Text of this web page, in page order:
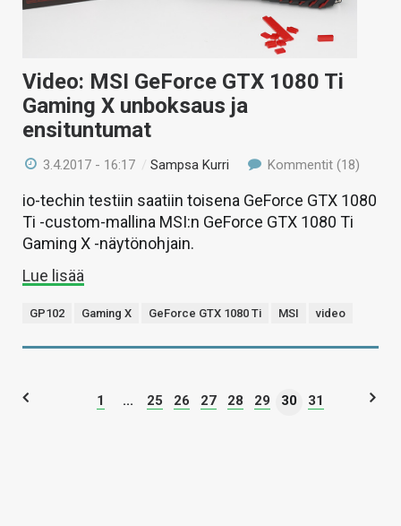
Video: MSI GeForce GTX 1080 Ti
Gaming X unboksaus ja
ensituntumat
3.4.2017 - 16:17 /Sampsa Kurri Kommentit (18)
io-techin testiin saatiin toisena GeForce GTX 1080
Ti -custom-mallina MSI:n GeForce GTX 1080 Ti
Gaming X -näytönohjain.
Lue lisää
GP102 Gaming X GeForce GTX 1080 Ti MSI video
1 ... 25 26 27 28 29 30 31